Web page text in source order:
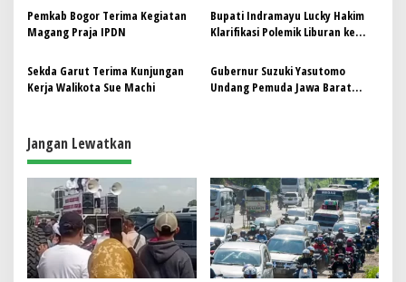
Muda
Pemkab Bogor Terima Kegiatan
Magang Praja IPDN
Bupati Indramayu Lucky Hakim
Klarifikasi Polemik Liburan ke
Sekda Garut Terima Kunjungan
Kerja Walikota Sue Machi
Gubernur Suzuki Yasutomo
Undang Pemuda Jawa Barat
Jangan Lewatkan